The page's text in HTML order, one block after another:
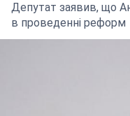
Депутат заявив, що
в проведенні реформ